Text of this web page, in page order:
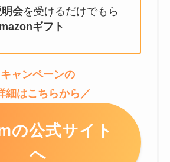
会を受けるだけでもら
ギフト
キャンペーンの
細はこちらから／
の公式サイト
へ